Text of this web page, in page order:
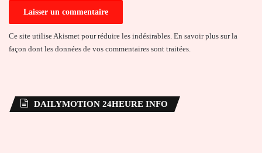
Ce site utilise Akismet pour réduire les indésirables. En savoir plus sur la
façon dont les données de vos commentaires sont traitées.
DAILYMOTION 24HEURE INFO